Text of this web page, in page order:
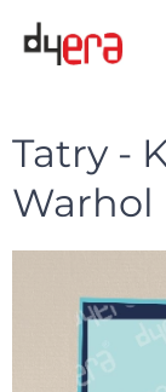
Tatry -
Warhol